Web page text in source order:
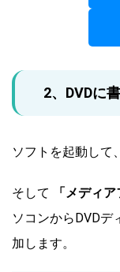
2、DVDに
ソフトを起動して
そして 「メディ
ソコンからDVDデ
加します。